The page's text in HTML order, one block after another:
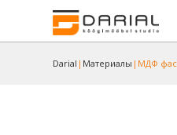
Darial | Материалы | МДФ